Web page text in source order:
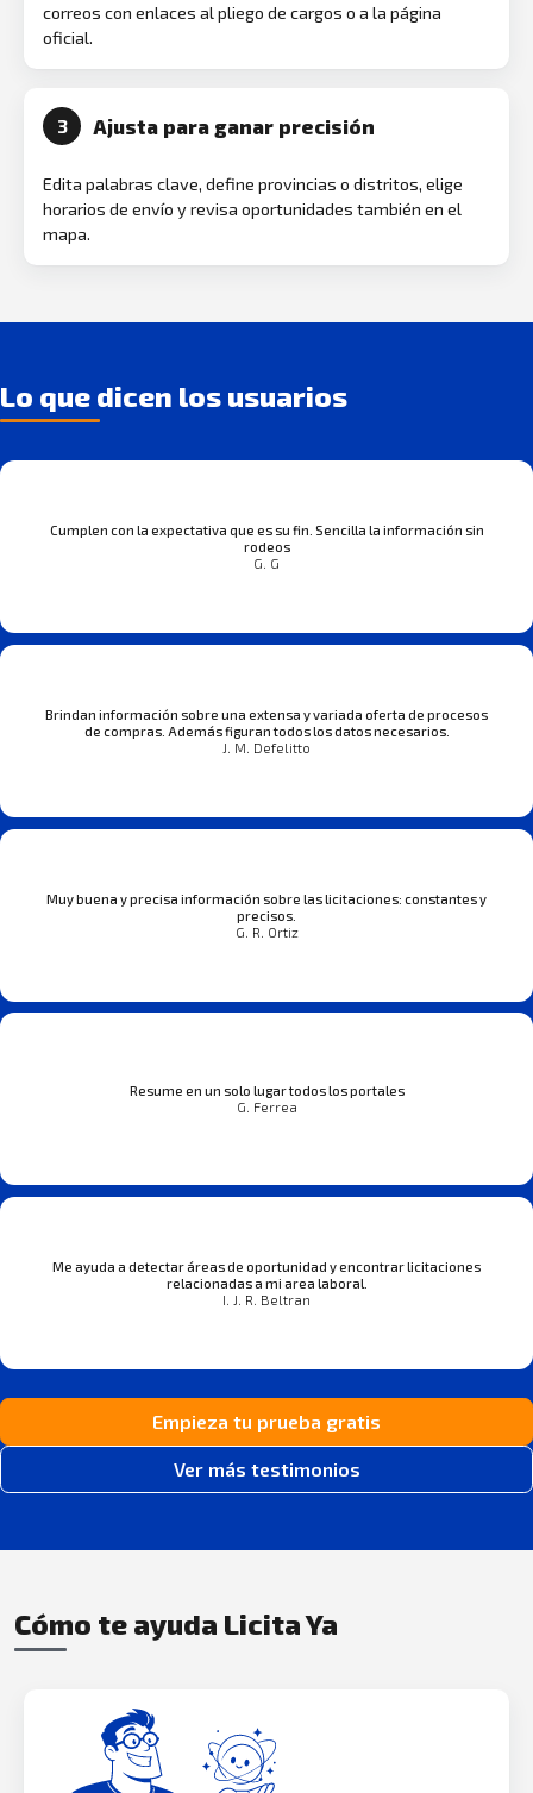
correos con enlaces al pliego de cargos o a la página
oficial.
3 Ajusta para ganar precisión
Edita palabras clave, define provincias o distritos, elige
horarios de envío y revisa oportunidades también en el
mapa.
Lo que dicen los usuarios
Cumplen con la expectativa que es su fin. Sencilla la información sin
rodeos
G. G
Brindan información sobre una extensa y variada oferta de procesos
de compras. Además figuran todos los datos necesarios.
J. M. Defelitto
Muy buena y precisa información sobre las licitaciones: constantes y
precisos.
G. R. Ortiz
Resume en un solo lugar todos los portales
G. Ferrea
Me ayuda a detectar áreas de oportunidad y encontrar licitaciones
relacionadas a mi area laboral.
I. J. R. Beltran
Empieza tu prueba gratis
Ver más testimonios
Cómo te ayuda Licita Ya